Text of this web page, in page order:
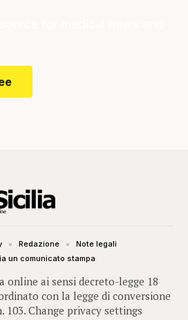
online ai sensi decreto-legge 18
con la legge di conversione
103. Change privacy settings
Redazione
Note legali
un comunicato stampa